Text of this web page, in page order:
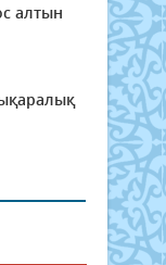
алтын